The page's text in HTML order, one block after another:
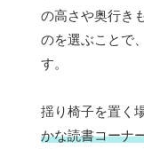
の高さや奥行き
のを選ぶことで
す。
揺り椅子を置く
かな読書コーナ